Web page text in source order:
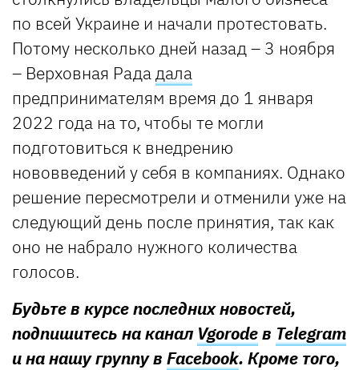
по всей Украине и начали протестовать.
Потому несколько дней назад – 3 ноября
– Верховная Рададала
предпринимателям время до 1 января
2022 года на то, чтобы те могли
подготовиться к внедрению
нововведений у себя в компаниях. Однако
решение пересмотрели и отменили уже на
следующий день после принятия, так как
оно не набрало нужного количества
голосов.
Будьте в курсе последних новостей,
подпишитесь на канал Vgorodeв Telegram
и на нашу группу в Facebook. Кроме того,